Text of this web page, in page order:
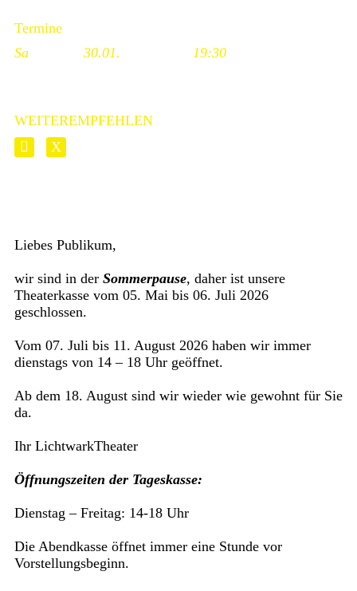
Termine
Sa
30.01. 19:30
WEITEREMPFEHLEN
Liebes Publikum,
wir sind in derSommerpause, daher ist unsere
Theaterkasse vom 05. Mai bis 06. Juli 2026
geschlossen.
Vom 07. Juli bis 11. August 2026 haben wir immer
dienstags von 14 – 18 Uhr geöffnet.
Ab dem 18. August sind wir wieder wie gewohnt für Sie
da.
Ihr LichtwarkTheater
Öffnungszeiten der Tageskasse:
Dienstag – Freitag: 14-18 Uhr
Die Abendkasse öffnet immer eine Stunde vor
Vorstellungsbeginn.